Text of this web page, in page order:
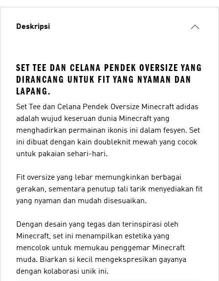
Deskripsi
SET TEE DAN CELANA PENDEK OVERSIZE YANG
DIRANCANG UNTUK FIT YANG NYAMAN DAN
LAPANG.
Set Tee dan Celana Pendek Oversize Minecraft adidas
adalah wujud keseruan dunia Minecraft yang
menghadirkan permainan ikonis ini dalam fesyen. Set
ini dibuat dengan kain doubleknit mewah yang cocok
untuk pakaian sehari-hari.
Fit oversize yang lebar memungkinkan berbagai
gerakan, sementara penutup tali tarik menyediakan fit
yang nyaman dan mudah disesuaikan.
Dengan desain yang tegas dan terinspirasi oleh
Minecraft, set ini menampilkan estetika yang
mencolok untuk memukau penggemar Minecraft
muda. Biarkan si kecil mengekspresikan gayanya
dengan kolaborasi unik ini.